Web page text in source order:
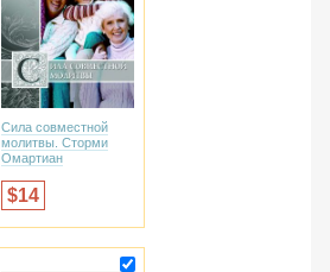
Сила совместной
молитвы. Сторми
Омартиан
14